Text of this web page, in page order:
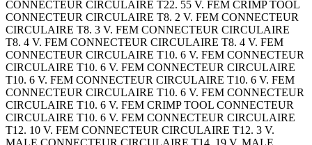
CONNECTEUR CIRCULAIRE T22. 55 V. FEM CRIMP TOOL
CONNECTEUR CIRCULAIRE T8. 2 V. FEM CONNECTEUR
CIRCULAIRE T8. 3 V. FEM CONNECTEUR CIRCULAIRE
T8. 4 V. FEM CONNECTEUR CIRCULAIRE T8. 4 V. FEM
CONNECTEUR CIRCULAIRE T10. 6 V. FEM CONNECTEUR
CIRCULAIRE T10. 6 V. FEM CONNECTEUR CIRCULAIRE
T10. 6 V. FEM CONNECTEUR CIRCULAIRE T10. 6 V. FEM
CONNECTEUR CIRCULAIRE T10. 6 V. FEM CONNECTEUR
CIRCULAIRE T10. 6 V. FEM CRIMP TOOL CONNECTEUR
CIRCULAIRE T10. 6 V. FEM CONNECTEUR CIRCULAIRE
T12. 10 V. FEM CONNECTEUR CIRCULAIRE T12. 3 V.
MALE CONNECTEUR CIRCULAIRE T14. 19 V. MALE